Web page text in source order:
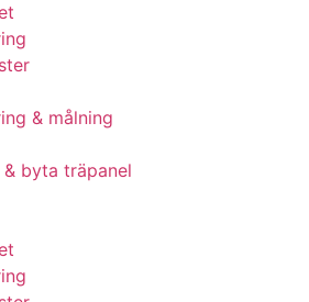
& målning
byta träpanel